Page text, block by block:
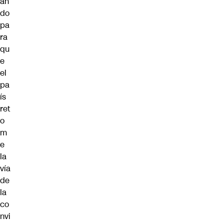
do
pa
ra
qu
e
el
pa
ís
ret
o
m
e
la
vía
de
la
co
nvi